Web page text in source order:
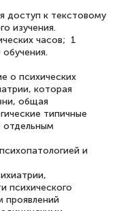
онлайн, мне
все детали.
доступ к текстовому
изучения.
часов; 1
о психических
которая
общая
типичные
отдельным
и
психического
проявлений